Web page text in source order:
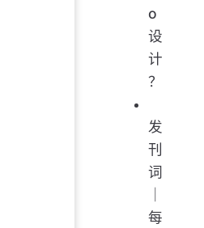
o
设
计
？
发
刊
词
每